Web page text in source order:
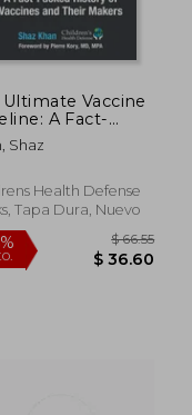
Vaccine
A Fact-
History of
and Their
Shaz
Health Defense
Tapa Dura, Nuevo